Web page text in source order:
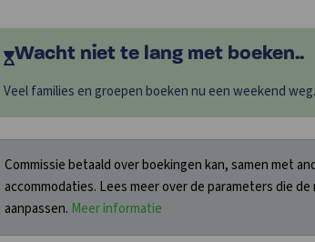
Wacht niet te lang met boeken..
Veel families en groepen boeken nu een weekend
Commissie betaald over boekingen kan, samen met
accommodaties. Lees meer over de parameters die
aanpassen. Meer informatie